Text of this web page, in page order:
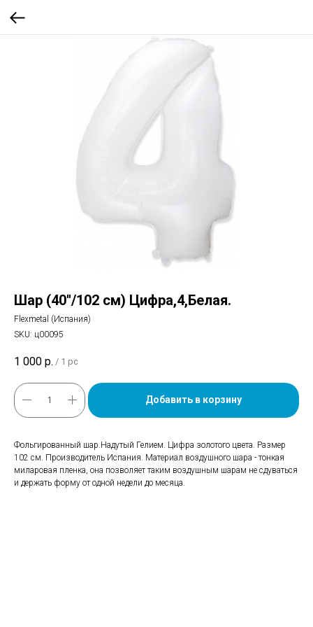
Шар (40''/102 см) Цифра,4,Белая.
Flexmetal (Испания)
SKU: ц00095
1 000 р. / 1 pc
Добавить в корзину
Фольгированный шар.Надутый Гелием. Цифра золотого цвета. Размер
102 см. Производитель Испания. Материал воздушного шара - тонкая
миларовая пленка, она позволяет таким воздушным шарам не сдуваться
и держать форму от одной недели до месяца.